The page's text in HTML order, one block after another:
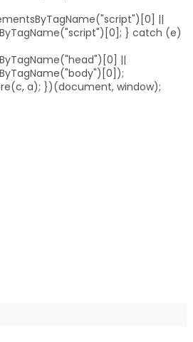
||
} catch (e)
||
a); })(document, window);